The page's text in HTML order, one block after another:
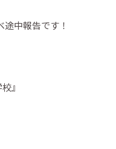
中報告です！
』